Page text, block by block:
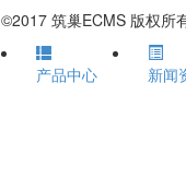
©2017 筑巢ECMS 版权所
产品中心 新闻